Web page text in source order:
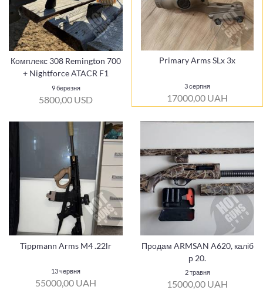
Комплекс 308 Remington 700
+ Nightforce ATACR F1
9 березня
5800,00 USD
Primary Arms SLx 3x
3 серпня
17000,00 UAH
Tippmann Arms M4 .22lr
13 червня
55000,00 UAH
Продам ARMSAN A620, каліб
р 20.
2 травня
15000,00 UAH